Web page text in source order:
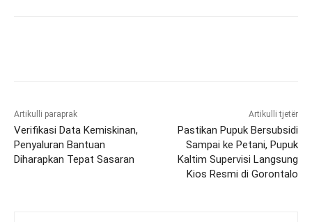
Artikulli paraprak
Verifikasi Data Kemiskinan,
Penyaluran Bantuan
Diharapkan Tepat Sasaran
Artikulli tjetër
Pastikan Pupuk Bersubsidi
Sampai ke Petani, Pupuk
Kaltim Supervisi Langsung
Kios Resmi di Gorontalo